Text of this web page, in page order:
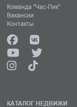
Команда "Час-Пик"
Вакансии
Контакты
КАТАЛОГ НЕДВИЖИ